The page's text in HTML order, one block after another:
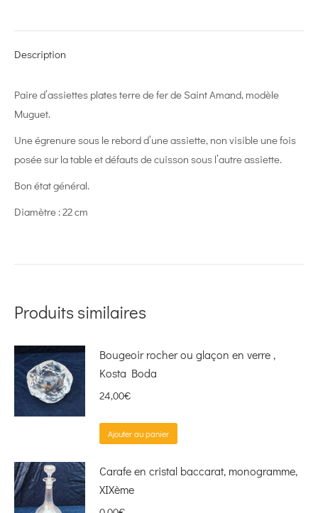
Description
Paire d’assiettes plates terre de fer de Saint Amand, modèle
Muguet.
Une égrenure sous le rebord d’une assiette, non visible une fois
posée sur la table et défauts de cuisson sous l’autre assiette.
Bon état général.
Diamètre : 22 cm
Produits similaires
Bougeoir rocher ou glaçon en verre ,
Kosta Boda
24,00€
Ajouter au panier
Carafe en cristal baccarat, monogramme,
XIXème